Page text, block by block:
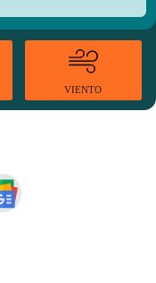
VIENTO